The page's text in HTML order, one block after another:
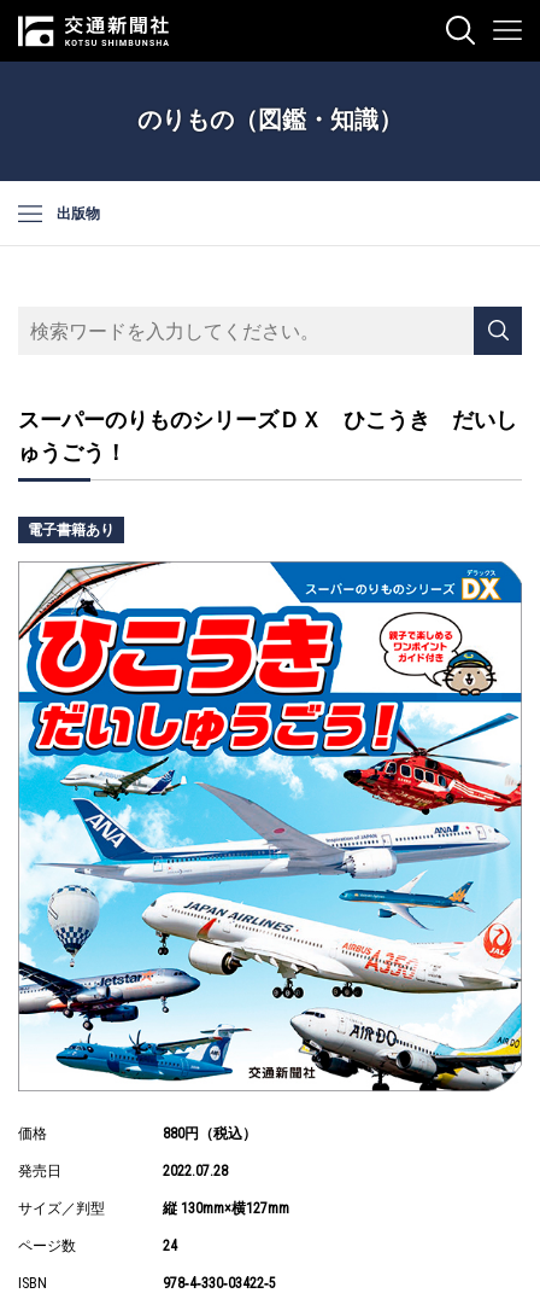
のりもの（図鑑・知識）
出版物
スーパーのりものシリーズＤＸ ひこうき だいし
ゅうごう！
電子書籍あり
価格 880円（税込）
発売日 2022.07.28
サイズ／判型 縦 130mm×横127mm
ページ数 24
ISBN 978‐4‐330‐03422‐5